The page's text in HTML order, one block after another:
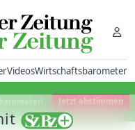
VideosWirtschaftsbarometer
Jetzt abstimmen